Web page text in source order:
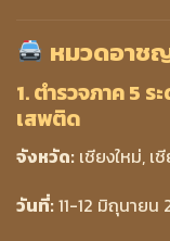
หมวดอาช
1. ตำรวจภาค 5
เสพติด
จังหวัด: เชียงใหม่, เ
วันที่: 11-12 มิถุนายน